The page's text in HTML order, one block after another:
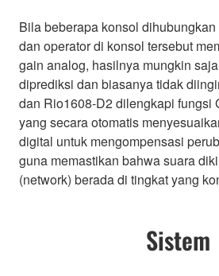
Bila beberapa konsol
dan operator di konsol tersebut
gain analog, hasilnya mungkin
diprediksi dan biasanya tidak
dan Rio1608-D2 dilengkapi fungsi
yang secara otomatis
digital untuk mengompensasi
guna memastikan bahwa suara
(network) berada di tingkat yang
Sistem